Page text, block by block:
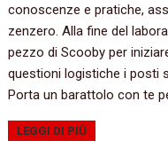
conoscenze e pratiche,
zenzero. Alla fine del
pezzo di Scooby per
questioni logistiche i posti
Porta un barattolo con te
LEGGI DI PIÙ